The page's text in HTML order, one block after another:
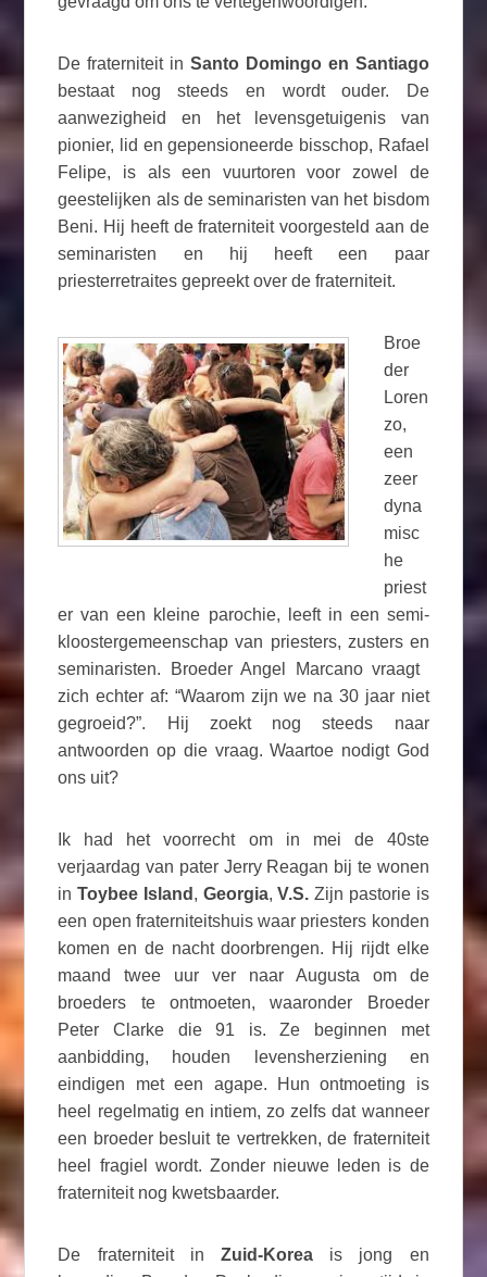
De fraterniteit in Santo Domingo en Santiago
bestaat nog steeds en wordt ouder. De
aanwezigheid en het levensgetuigenis van
pionier, lid en gepensioneerde bisschop, Rafael
Felipe, is als een vuurtoren voor zowel de
geestelijken als de seminaristen van het bisdom
Beni. Hij heeft de fraterniteit voorgesteld aan de
seminaristen en hij heeft een paar
priesterretraites gepreekt over de fraterniteit.
Broe
der
Loren
zo,
een
zeer
dyna
misc
he
priest
er van een kleine parochie, leeft in een semi-
kloostergemeenschap van priesters, zusters en
seminaristen. Broeder Angel Marcano vraagt ​​
zich echter af: “Waarom zijn we na 30 jaar niet
gegroeid?”. Hij zoekt nog steeds naar
antwoorden op die vraag. Waartoe nodigt God
ons uit?
Ik had het voorrecht om in mei de 40ste
verjaardag van pater Jerry Reagan bij te wonen
inToybee Island , Georgia,V.S. Zijn pastorie is
een open fraterniteitshuis waar priesters konden
komen en de nacht doorbrengen. Hij rijdt elke
maand twee uur ver naar Augusta om de
broeders te ontmoeten, waaronder Broeder
Peter Clarke die 91 is. Ze beginnen met
aanbidding, houden levensherziening en
eindigen met een agape. Hun ontmoeting is
heel regelmatig en intiem, zo zelfs dat wanneer
een broeder besluit te vertrekken, de fraterniteit
heel fragiel wordt. Zonder nieuwe leden is de
fraterniteit nog kwetsbaarder.
De fraterniteit in Zuid-Korea is jong en